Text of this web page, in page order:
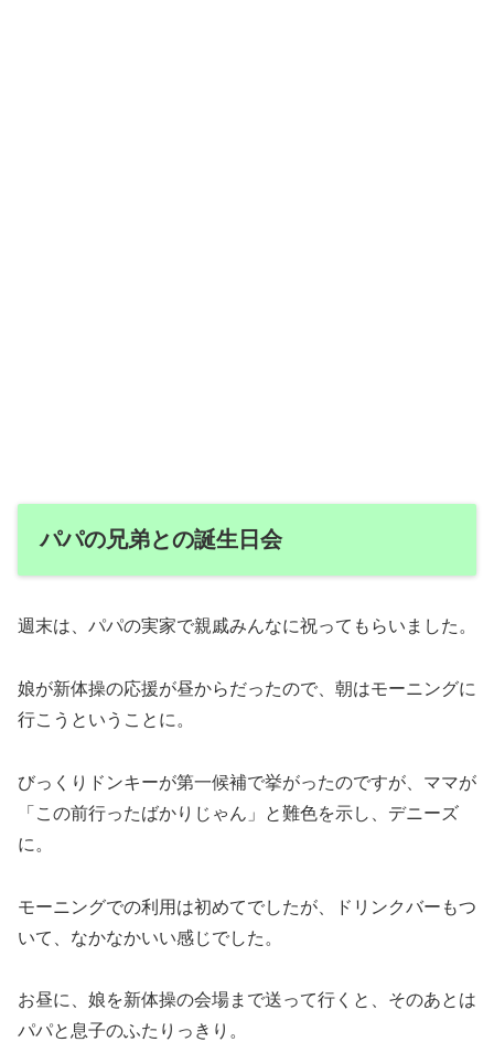
パパの兄弟との誕生日会
週末は、パパの実家で親戚みんなに祝ってもらいました。
娘が新体操の応援が昼からだったので、朝はモーニングに
行こうということに。
びっくりドンキーが第一候補で挙がったのですが、ママが
「この前行ったばかりじゃん」と難色を示し、デニーズ
に。
モーニングでの利用は初めてでしたが、ドリンクバーもつ
いて、なかなかいい感じでした。
お昼に、娘を新体操の会場まで送って行くと、そのあとは
パパと息子のふたりっきり。